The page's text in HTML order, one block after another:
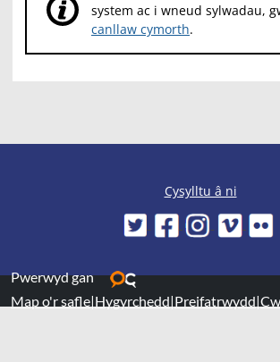
system ac i wneud sylwadau,
canllaw cymorth.
Cysylltu â ni
Pwerwyd gan
Map o'r safle|Hygyrchedd|Preifatrwydd|